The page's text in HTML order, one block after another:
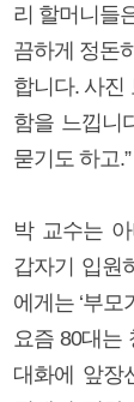
리 할머니들
끔하게 정돈
합니다. 사진
함을 느낍니
묻기도 하고.”
박 교수는
갑자기 입원
에게는 ‘부
요즘 80대는
대화에 앞장